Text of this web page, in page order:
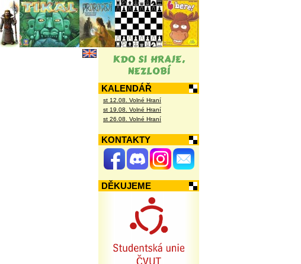
KALENDÁŘ
st 12.08. Volné Hraní
st 19.08. Volné Hraní
st 26.08. Volné Hraní
KONTAKTY
DĚKUJEME